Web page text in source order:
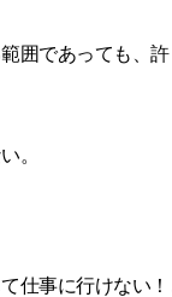
囲であっても、
。
仕事に行けない